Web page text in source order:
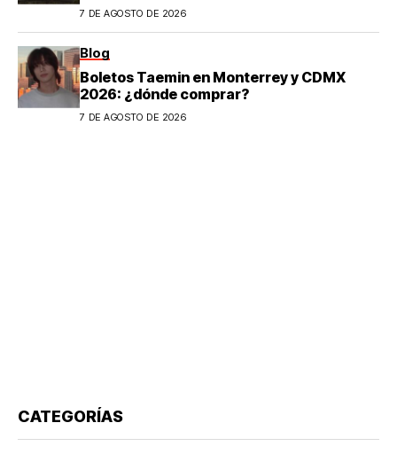
7 DE AGOSTO DE 2026
Blog
Boletos Taemin en Monterrey y CDMX
2026: ¿dónde comprar?
7 DE AGOSTO DE 2026
CATEGORÍAS